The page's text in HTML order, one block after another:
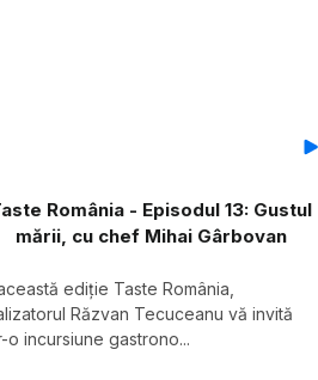
România - Episodul 13: Gustul
mării, cu chef Mihai Gârbovan
ediție Taste România,
Răzvan Tecuceanu vă invită
o incursiune gastrono...